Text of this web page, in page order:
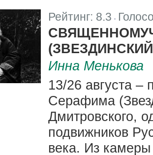
Рейтинг: 8.3
Инна Менькова
13/26 августа –
Серафима
Дмитровского,
подвижников
века. Из